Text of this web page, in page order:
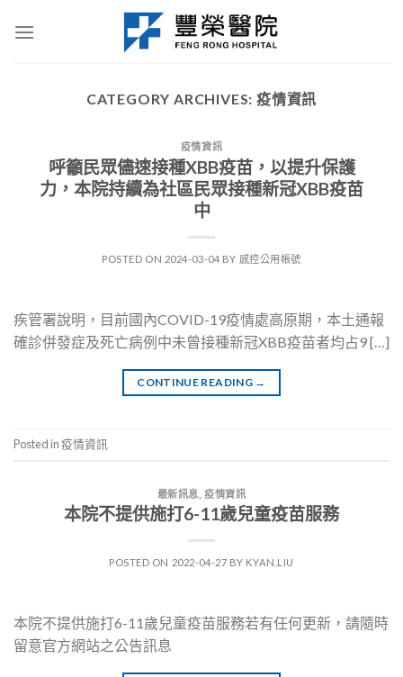
CATEGORY ARCHIVES: 疫情資訊
疫情資訊
呼籲民眾儘速接種XBB疫苗，以提升保護
力，本院持續為社區民眾接種新冠XBB疫苗
中
POSTED ON 2024-03-04 BY 感控公用帳號
疾管署說明，目前國內COVID-19疫情處高原期，本土通報
確診併發症及死亡病例中未曾接種新冠XBB疫苗者均占9 […]
CONTINUE READING →
Posted in疫情資訊
最新訊息 ,疫情資訊
本院不提供施打6-11歲兒童疫苗服務
POSTED ON 2022-04-27 BY KYAN.LIU
本院不提供施打6-11歲兒童疫苗服務若有任何更新，請隨時
留意官方網站之公告訊息